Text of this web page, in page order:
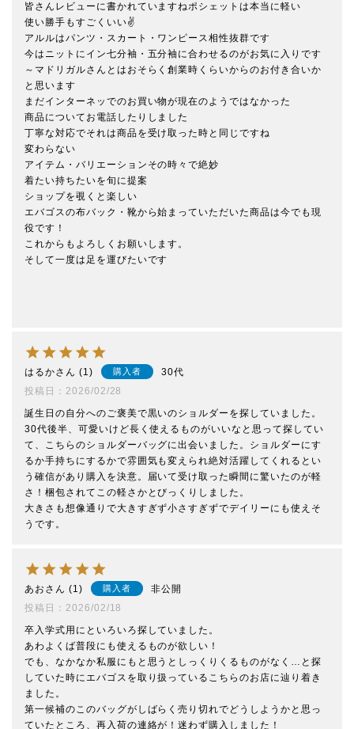
皆さんレビューに書かれていますねポシェットは本当に軽い
使い勝手もすごくいい✌
アルルはパンツ・スカート・ワンピース相性抜群です
今はニットにイン七分袖・五分袖に合わせるのがお気に入りです
～マドリガルさんとはおそらく創業時くらいからのお付き合いか
と思います
まだインターネッでのお買い物が現在のようではなかった
商品についてお電話したりしました
丁寧な対応でそれは商品を受け取った時と同じですね
変わらない
アイテム・バリエーションその時々で絶妙
着たい持ちたいを旬に提案
ショップを覗くと楽しい
エバゴスの布バック・靴から始まっていただいた商品は今でも現
役です！
これからもよろしくお願いします。
そして一度は足を運びたいです
はるか 1 購入者
30代
投稿日
2026/02/28
誕生日の自分へのご褒美で黒いのショルダーを探していました。
30代後半、可愛いけど長く使えるものがいいなと思って探してい
て、こちらのショルダーバッグに出会いました。ショルダーにす
るか手持ちにするかで雰囲気も変えられ絶対活躍してくれるとい
う確信があり購入を決意。届いて受け取った瞬間に驚いたのが軽
さ！梱包されてこの軽さかとびっくりしました。
大きさも想像通りで大きすぎず小さすぎずでデイリーにも使えそ
うです。
あお 1 購入者
非公開
投稿日
2026/02/18
卒入学式用にといろいろ探していました。
あわよくば普段にも使えるものが欲しい！
でも、なかなか私服にもと思うとしっくりくるものがなく…と探
していた時にエバゴスを取り扱っているこちらのお店に辿り着き
ました。
第一候補のこのバッグがしばらく売り切れでどうしようかと思っ
ていたところ、再入荷の連絡が！迷わず購入しました！